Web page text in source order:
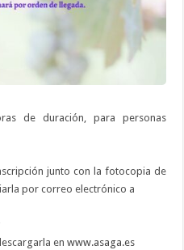
de duración, para personas
junto con la fotocopia de
por correo electrónico a
enwww.asaga.es